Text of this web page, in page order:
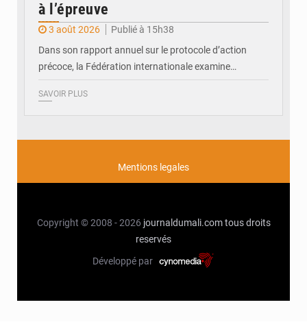
à l’épreuve
3 août 2026
Publié à 15h38
Dans son rapport annuel sur le protocole d’action
précoce, la Fédération internationale examine…
SAVOIR PLUS
Mentions legales
Copyright © 2008 - 2026 journaldumali.com tous droits
reservés
Développé par